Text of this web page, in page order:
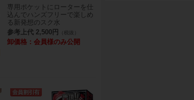
専用ポケットにローターを仕
込んでハンズフリーで楽しめ
る新発想のスク水
参考上代 2,500円
（税抜）
卸価格：会員様のみ公開